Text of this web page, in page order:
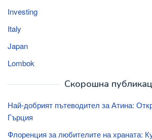
Investing
Italy
Japan
Lombok
Скорошна
Най-добрият пътеводител за Атина:
Гърция
Флоренция за любителите на храната: